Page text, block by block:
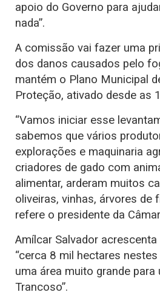
apoio do Governo para
nada”.
A comissão vai fazer uma
dos danos causados pelo
mantém o Plano Municipal
Proteção, ativado desde as
“Vamos iniciar esse
sabemos que vários
explorações e maquinaria
criadores de gado com
alimentar, arderam muitos
oliveiras, vinhas, árvores de
refere o presidente da
Amílcar Salvador
“cerca 8 mil hectares
uma área muito grande
Trancoso”.